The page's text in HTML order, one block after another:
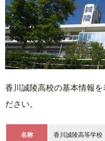
香川誠陵高校の基本情報
ださい。
名称 香川誠陵高等学校